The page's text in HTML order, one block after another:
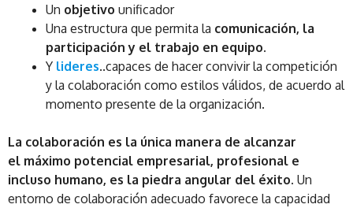
Un objetivo unificador
Una estructura que permita la comunicación, la
participación y el trabajo en equipo.
Y lideres..capaces de hacer convivir la competición
y la colaboración como estilos válidos, de acuerdo al
momento presente de la organización.
La colaboración es la única manera de alcanzar
el máximo potencial empresarial, profesional e
incluso humano, es la piedra angular del éxito. Un
entorno de colaboración adecuado favorece la capacidad